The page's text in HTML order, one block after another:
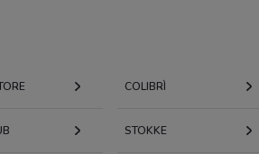
COLIBRÌ
STOKKE